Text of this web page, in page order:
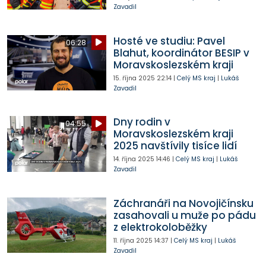
Zavadil
06:28
Hosté ve studiu: Pavel
Blahut, koordinátor BESIP v
Moravskoslezském kraji
15. října 2025 22:14| Celý MS kraj | Lukáš
Zavadil
04:55
Dny rodin v
Moravskoslezském kraji
2025 navštívily tisíce lidí
14. října 2025 14:46 | Celý MS kraj | Lukáš
Zavadil
Záchranáři na Novojičínsku
zasahovali u muže po pádu
z elektrokoloběžky
11. října 2025 14:37 | Celý MS kraj | Lukáš
Zavadil